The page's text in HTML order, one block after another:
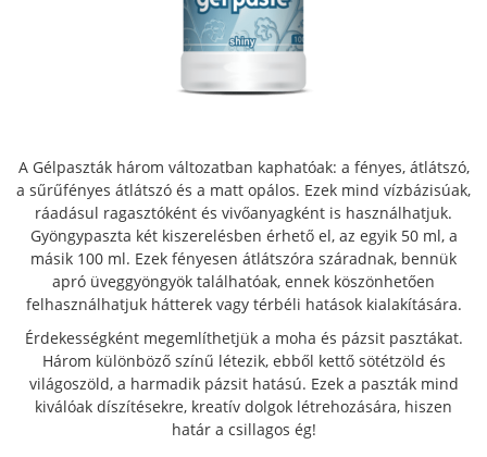
A Gélpaszták három változatban kaphatóak: a fényes, átlátszó,
a sűrűfényes átlátszó és a matt opálos. Ezek mind vízbázisúak,
ráadásul ragasztóként és vivőanyagként is használhatjuk.
Gyöngypaszta két kiszerelésben érhető el, az egyik 50 ml, a
másik 100 ml. Ezek fényesen átlátszóra száradnak, bennük
apró üveggyöngyök találhatóak, ennek köszönhetően
felhasználhatjuk hátterek vagy térbéli hatások kialakítására.
Érdekességként megemlíthetjük a moha és pázsit pasztákat.
Három különböző színű létezik, ebből kettő sötétzöld és
világoszöld, a harmadik pázsit hatású. Ezek a paszták mind
kiválóak díszítésekre, kreatív dolgok létrehozására, hiszen
határ a csillagos ég!